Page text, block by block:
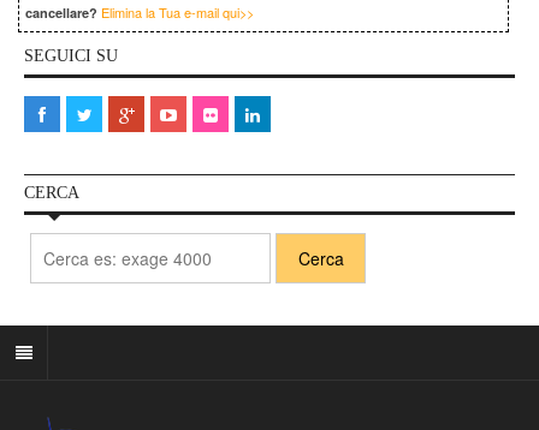
cancellare? Elimina la Tua e-mail qui>>
SEGUICI SU
CERCA